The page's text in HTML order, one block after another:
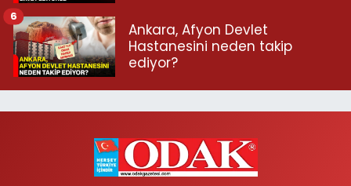
Ankara, Afyon Devlet
Hastanesini neden takip
ediyor?
6